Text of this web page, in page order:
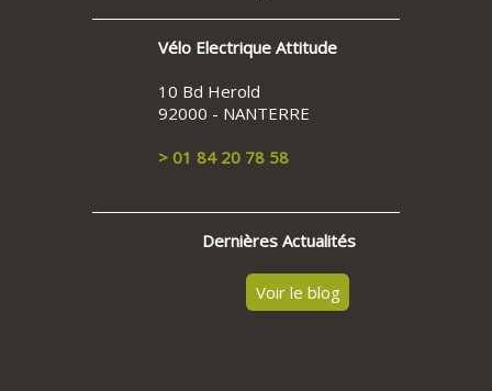
Vélo Electrique Attitude
10 Bd Herold
92000 - NANTERRE
> 01 84 20 78 58
Dernières Actualités
Voir le blog